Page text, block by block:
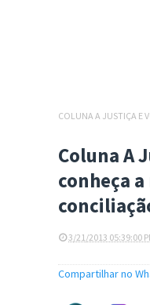
COLUNA A JUSTIÇA E
Coluna A
conheça
3/21/2013 05:39:00
Compartilhar no